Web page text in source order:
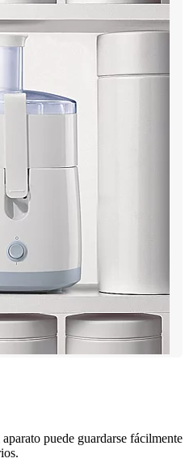
puede guardarse fácilmente